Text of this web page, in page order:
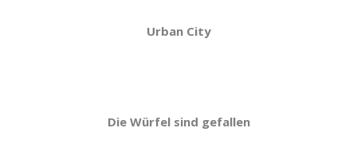
Urban City
Die Würfel sind gefallen